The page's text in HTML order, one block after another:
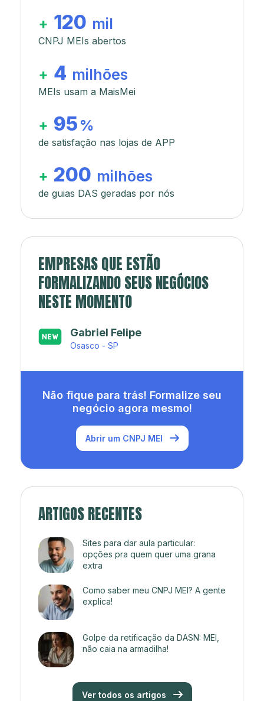
+ 120 mil
CNPJ MEIs abertos
+ 4 milhões
MEIs usam a MaisMei
+ 95 %
de satisfação nas lojas de APP
+ 200 milhões
de guias DAS geradas por nós
EMPRESAS QUE ESTÃO
FORMALIZANDO SEUS NEGÓCIOS
NESTE MOMENTO
Japa’s açaí e sorveteria
Rio de Janeiro - RJ
Não fique para trás! Formalize seu
negócio agora mesmo!
Abrir um CNPJ MEI
ARTIGOS RECENTES
Sites para dar aula particular:
opções pra quem quer uma grana
extra
Como saber meu CNPJ MEI? A gente
explica!
Golpe da retificação da DASN: MEI,
não caia na armadilha!
Ver todos os artigos